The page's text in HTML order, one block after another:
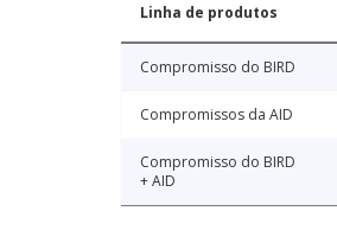
Linha de produtos
Compromisso do BIRD
Compromissos da AID
Compromisso do BIRD
+ AID